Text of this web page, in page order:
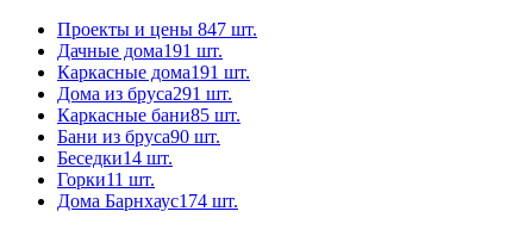
Проекты и цены 847 шт.
Дачные дома191 шт.
Каркасные дома191 шт.
Дома из бруса291 шт.
Каркасные бани85 шт.
Бани из бруса90 шт.
Беседки14 шт.
Горки11 шт.
Дома Барнхаус174 шт.